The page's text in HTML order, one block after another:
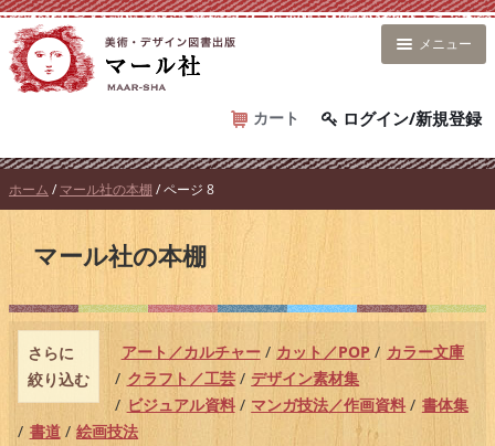
コ
ン
テ
ス
キ
カート ログイン/新規登録
メニュー
ホーム / マール社の本棚 / ページ 8
マール社の本棚
さらに
絞り込む
アート／カルチャー カット／POP
カラー文庫
クラフト／工芸
デザイン素材集
ビジュアル資料
マンガ技法／作画資料
書体集
書道
絵画技法